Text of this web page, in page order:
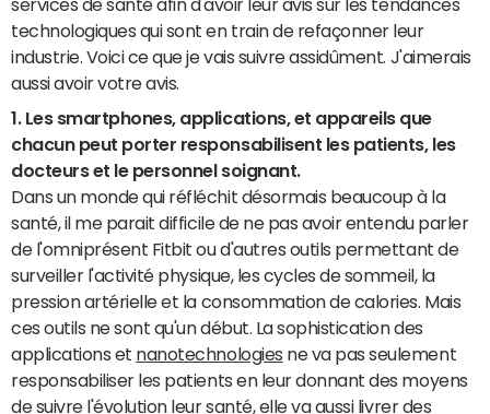
services de santé afin d'avoir leur avis sur les tendances
technologiques qui sont en train de refaçonner leur
industrie. Voici ce que je vais suivre assidûment. J'aimerais
aussi avoir votre avis.
1. Les smartphones, applications, et appareils que
chacun peut porter responsabilisent les patients, les
docteurs et le personnel soignant.
Dans un monde qui réfléchit désormais beaucoup à la
santé, il me parait difficile de ne pas avoir entendu parler
de l'omniprésent Fitbit ou d'autres outils permettant de
surveiller l'activité physique, les cycles de sommeil, la
pression artérielle et la consommation de calories. Mais
ces outils ne sont qu'un début. La sophistication des
applications et nanotechnologies ne va pas seulement
responsabiliser les patients en leur donnant des moyens
de suivre l'évolution leur santé, elle va aussi livrer des